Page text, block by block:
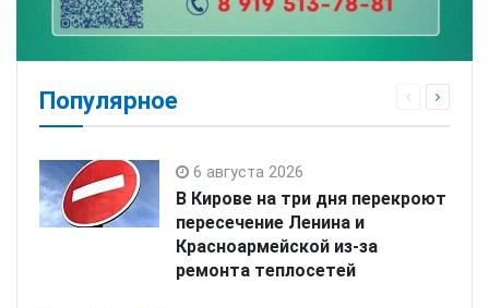
Популярное
6 августа 2026
В Кирове на три дня перекроют
пересечение Ленина и
Красноармейской из-за
ремонта теплосетей